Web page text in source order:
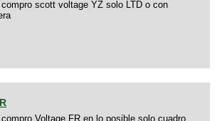
compro scott voltage YZ solo LTD o con
Voltage FR en lo posible solo cuadro.